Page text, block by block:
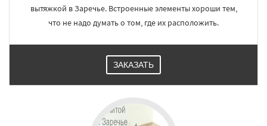
вытяжкой в Заречье. Встроенные элементы хороши тем,
что не надо думать о том, где их расположить.
ЗАКАЗАТЬ